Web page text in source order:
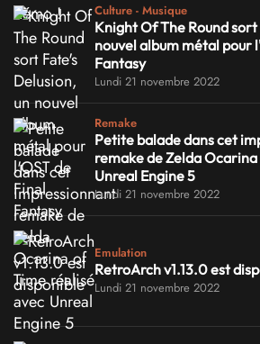
Culture - Musique
Knight Of The Round
nouvel album métal pour
Fantasy
Lundi 21 novembre 2022
Remake
Petite balade dans cet
remake de Zelda
Unreal Engine 5
Lundi 21 novembre 2022
Emulation
RetroArch v1.13.0 est
Lundi 21 novembre 2022